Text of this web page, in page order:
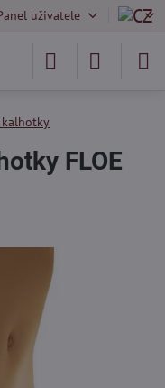
uživatele
FLOE